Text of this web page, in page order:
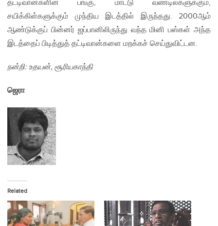
தட்டிவான்களின் பங்கு, மாட்டு வண்டில்களுக்கும்,
சயிக்கிள்களுக்கும் முந்திய இடத்தில் இருந்தது. 2000ஆம்
ஆண்டுக்குப் பின்னர் ஜப்பானிலிருந்து வந்த மினி பஸ்கள் அந்த
இடத்தைப் பிடித்துத் தட்டிவான்களை மறக்கச் செய்துவிட்டன.
நன்றி: உதயன், சூரியகாந்தி
ஜெரா
Related